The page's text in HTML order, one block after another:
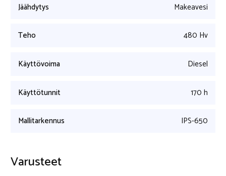
Jäähdytys Makeavesi
Teho 480 Hv
Käyttövoima Diesel
Käyttötunnit 170 h
Mallitarkennus IPS-650
Varusteet